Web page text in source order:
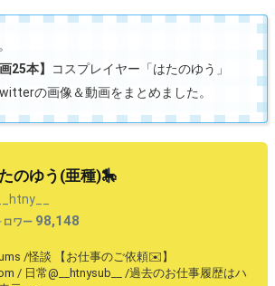
25本】
コスプレイヤー「はたのゆう」
の画像＆動画をまとめました。
のゆう(亜種)🎠
__htny__
ロワー 98,148
/怪談 【お仕事のご依頼✉️】
/ 日常@__htnysub__ /過去のお仕事履歴はハ